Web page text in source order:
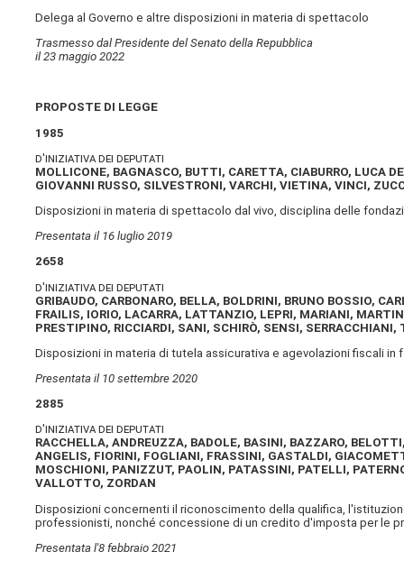
Delega al Governo e altre disposizioni in materia di spettacolo
Trasmesso dal Presidente del Senato della Repubblica
il 23 maggio 2022
PROPOSTE DI LEGGE
1985
d'iniziativa dei deputati
MOLLICONE, BAGNASCO, BUTTI, CARETTA, CIABURRO, LUCA
GIOVANNI RUSSO, SILVESTRONI, VARCHI, VIETINA, VINCI,
Disposizioni in materia di spettacolo dal vivo, disciplina delle
Presentata il 16 luglio 2019
2658
d'iniziativa dei deputati
GRIBAUDO, CARBONARO, BELLA, BOLDRINI, BRUNO BOSSIO,
FRAILIS, IORIO, LACARRA, LATTANZIO, LEPRI, MARIANI,
PRESTIPINO, RICCIARDI, SANI, SCHIRÒ, SENSI,
Disposizioni in materia di tutela assicurativa e agevolazioni fiscali
Presentata il 10 settembre 2020
2885
d'iniziativa dei deputati
RACCHELLA, ANDREUZZA, BADOLE, BASINI, BAZZARO,
ANGELIS, FIORINI, FOGLIANI, FRASSINI, GASTALDI,
MOSCHIONI, PANIZZUT, PAOLIN, PATASSINI, PATELLI,
VALLOTTO, ZORDAN
Disposizioni concernenti il riconoscimento della qualifica,
professionisti, nonché concessione di un credito d'imposta per le
Presentata l'8 febbraio 2021